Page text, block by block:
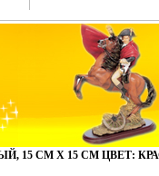
15 СМ Х 15 СМ ЦВЕТ: